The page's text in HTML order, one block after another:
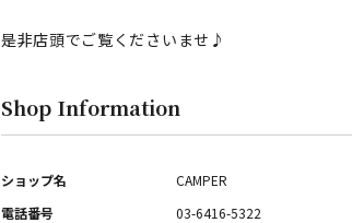
是非店頭でご覧くださいませ♪
Shop Information
ショップ名
CAMPER
電話番号
03-6416-5322